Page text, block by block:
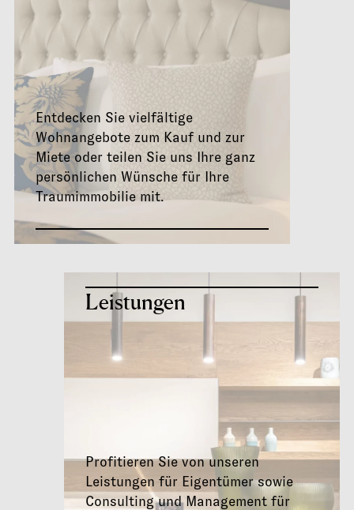
Entdecken Sie vielfältige
Wohnangebote zum Kauf und zur
Miete oder teilen Sie uns Ihre ganz
persönlichen Wünsche für Ihre
Traumimmobilie mit.
Leistungen
Profitieren Sie von unseren
Leistungen für Eigentümer sowie
Consulting und Management für